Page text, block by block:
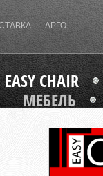
АРГО
CHAIR
МЕБЕЛЬ